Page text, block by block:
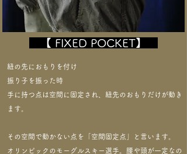
【 FIXED POCKET】
紐の先におもりを付け
振り子を振った時
手に持つ点は空間に固定され、紐先のおもりだけが動き
ます。
その空間で動かない点を「空間固定点」と言います。
オリンピックのモーグルスキー選手。腰や頭が一定なの